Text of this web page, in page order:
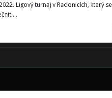
Ligový turnaj v Radonicích, který se
...